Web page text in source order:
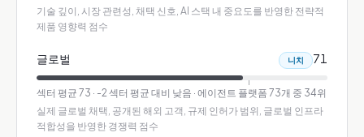
기술 깊이, 시장 관련성, 채택 신호, AI 스택 내 중요도를 반영한 전략적
제품 영향력 점수
글로벌 니치 71
섹터 평균 73 · -2 섹터 평균 대비 낮음 · 에이전트 플랫폼 73개 중 34위
실제 글로벌 채택, 공개된 해외 고객, 규제 인허가 범위, 글로벌 인프라
적합성을 반영한 경쟁력 점수